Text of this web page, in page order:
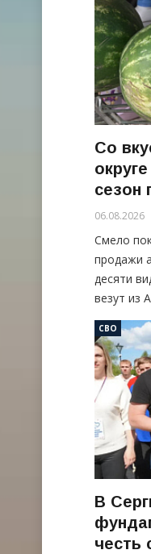
Со
сезон
06.08.2026
Смело
продажи
десяти
везут из
СВО
В
честь